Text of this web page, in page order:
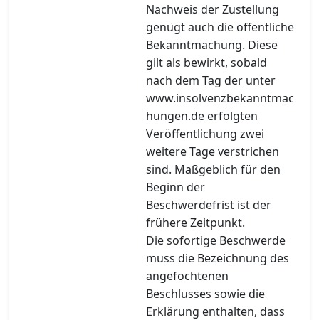
Nachweis der Zustellung
genügt auch die öffentliche
Bekanntmachung. Diese
gilt als bewirkt, sobald
nach dem Tag der unter
www.insolvenzbekanntmac
hungen.de erfolgten
Veröffentlichung zwei
weitere Tage verstrichen
sind. Maßgeblich für den
Beginn der
Beschwerdefrist ist der
frühere Zeitpunkt.
Die sofortige Beschwerde
muss die Bezeichnung des
angefochtenen
Beschlusses sowie die
Erklärung enthalten, dass